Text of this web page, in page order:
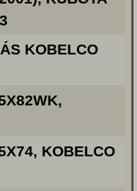
KOBELCO
KOBELCO